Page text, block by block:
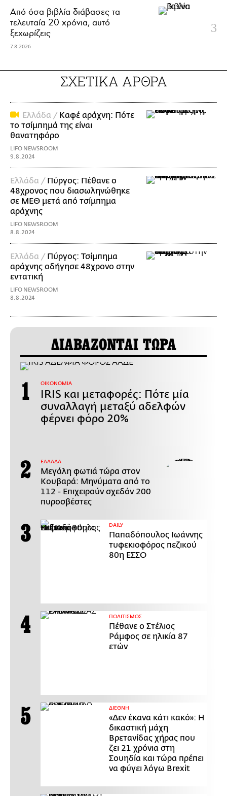
Από όσα βιβλία διάβασες τα
τελευταία 20 χρόνια, αυτό
ξεχωρίζεις
7.8.2026
ΣΧΕΤΙΚΑ ΑΡΘΡΑ
Ελλάδα / Καφέ αράχνη: Πότε
το τσίμπημά της είναι
θανατηφόρο
LIFO NEWSROOM
9.8.2024
Ελλάδα / Πύργος: Πέθανε ο
48χρονος που διασωληνώθηκε
σε ΜΕΘ μετά από τσίμπημα
αράχνης
LIFO NEWSROOM
8.8.2024
Ελλάδα / Πύργος: Τσίμπημα
αράχνης οδήγησε 48χρονο στην
εντατική
LIFO NEWSROOM
8.8.2024
ΔΙΑΒΑΖΟΝΤΑΙ ΤΩΡΑ
ΟΙΚΟΝΟΜΙΑ
IRIS και μεταφορές: Πότε μία
συναλλαγή μεταξύ αδελφών
φέρνει φόρο 20%
ΕΛΛΑΔΑ
Μεγάλη φωτιά τώρα στον
Κουβαρά: Μηνύματα από το
112 - Επιχειρούν σχεδόν 200
πυροσβέστες
DAILY
Παπαδόπουλος Ιωάννης
τυφεκιοφόρος πεζικού
80η ΕΣΣΟ
ΠΟΛΙΤΙΣΜΟΣ
Πέθανε ο Στέλιος
Ράμφος σε ηλικία 87
ετών
ΔΙΕΘΝΗ
«Δεν έκανα κάτι κακό»: Η
δικαστική μάχη
Βρετανίδας χήρας που
ζει 21 χρόνια στη
Σουηδία και τώρα πρέπει
να φύγει λόγω Brexit